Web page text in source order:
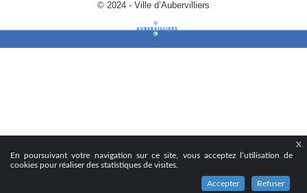
X
En poursuivant votre navigation sur ce site, vous acceptez l’utilisation de
cookies pour réaliser des statistiques de visites.
Accepter Refuser
© 2024 - Ville d’Aubervilliers